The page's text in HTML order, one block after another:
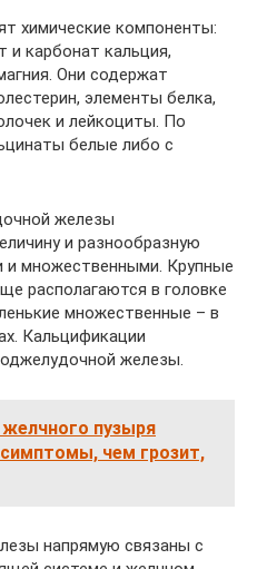
химические компоненты:
карбонат кальция,
Они содержат
элементы белка,
и лейкоциты. По
белые либо с
железы
и разнообразную
множественными. Крупные
располагаются в головке
множественные – в
Кальцификации
железы.
желчного пузыря
чем грозит,
напрямую связаны с